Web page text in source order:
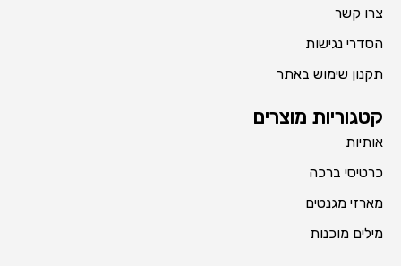
צרו קשר
הסדרי נגישות
תקנון שימוש באתר
קטגוריות מוצרים
אותיות
כרטיסי ברכה
מארזי מגנטים
מילים מוכנות